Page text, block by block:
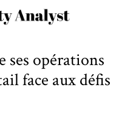
ses opérations
face aux défis